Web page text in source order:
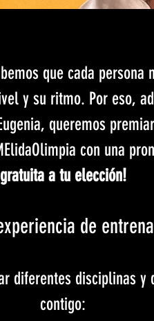
que cada persona
y su ritmo. Por eso,
queremos
con una
gratuita a tu elección!
de
diferentes disciplinas
contigo: